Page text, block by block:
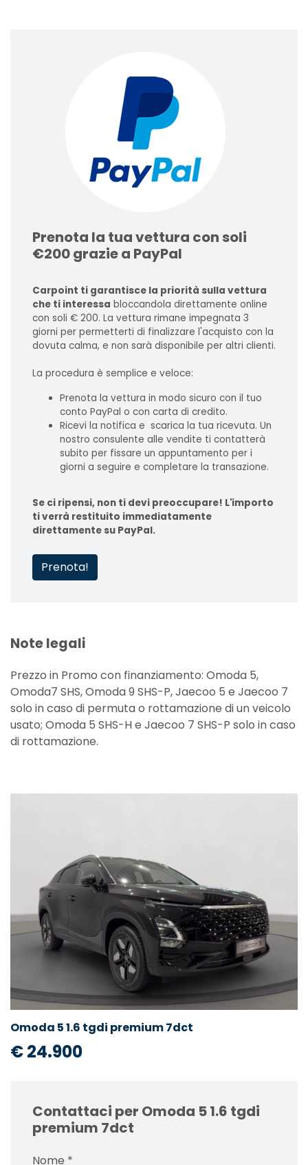
Prenota la tua vettura con soli
€200 grazie a PayPal
Carpoint ti garantisce la priorità sulla vettura
che ti interessa bloccandola direttamente online
con soli € 200. La vettura rimane impegnata 3
giorni per permetterti di finalizzare l'acquisto con la
dovuta calma, e non sarà disponibile per altri clienti.
La procedura è semplice e veloce:
Prenota la vettura in modo sicuro con il tuo
conto PayPal o con carta di credito.
Ricevi la notifica e scarica la tua ricevuta. Un
nostro consulente alle vendite ti contatterà
subito per fissare un appuntamento per i
giorni a seguire e completare la transazione.
Se ci ripensi, non ti devi preoccupare! L'importo
ti verrà restituito immediatamente
direttamente su PayPal.
Prenota!
Note legali
Prezzo in Promo con finanziamento: Omoda 5,
Omoda7 SHS, Omoda 9 SHS-P, Jaecoo 5 e Jaecoo 7
solo in caso di permuta o rottamazione di un veicolo
usato; Omoda 5 SHS-H e Jaecoo 7 SHS-P solo in caso
di rottamazione.
Omoda 5 1.6 tgdi premium 7dct
€ 24.900
Contattaci per Omoda 5 1.6 tgdi
premium 7dct
Nome *